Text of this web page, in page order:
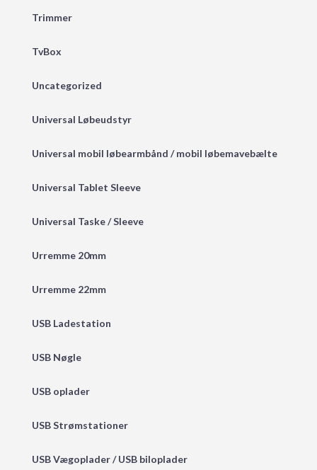
Trimmer
TvBox
Uncategorized
Universal Løbeudstyr
Universal mobil løbearmbånd / mobil løbemavebælte
Universal Tablet Sleeve
Universal Taske / Sleeve
Urremme 20mm
Urremme 22mm
USB Ladestation
USB Nøgle
USB oplader
USB Strømstationer
USB Vægoplader / USB biloplader